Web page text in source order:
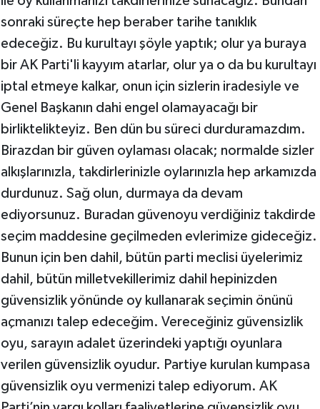
sonraki süreçte hep beraber tarihe tanıklık
edeceğiz. Bu kurultayı şöyle yaptık; olur ya buraya
bir AK Parti'li kayyım atarlar, olur ya o da bu kurultayı
iptal etmeye kalkar, onun için sizlerin iradesiyle ve
Genel Başkanın dahi engel olamayacağı bir
birliktelikteyiz. Ben dün bu süreci durduramazdım.
Birazdan bir güven oylaması olacak; normalde sizler
alkışlarınızla, takdirlerinizle oylarınızla hep arkamızda
durdunuz. Sağ olun, durmaya da devam
ediyorsunuz. Buradan güvenoyu verdiğiniz takdirde
seçim maddesine geçilmeden evlerimize gideceğiz.
Bunun için ben dahil, bütün parti meclisi üyelerimiz
dahil, bütün milletvekillerimiz dahil hepinizden
güvensizlik yönünde oy kullanarak seçimin önünü
açmanızı talep edeceğim. Vereceğiniz güvensizlik
oyu, sarayın adalet üzerindeki yaptığı oyunlara
verilen güvensizlik oyudur. Partiye kurulan kumpasa
güvensizlik oyu vermenizi talep ediyorum. AK